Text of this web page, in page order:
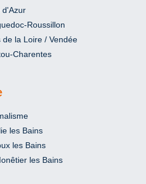
d'Azur
Roussillon
de la Loire / Vendée
Charentes
les Bains
les Bains
les Bains